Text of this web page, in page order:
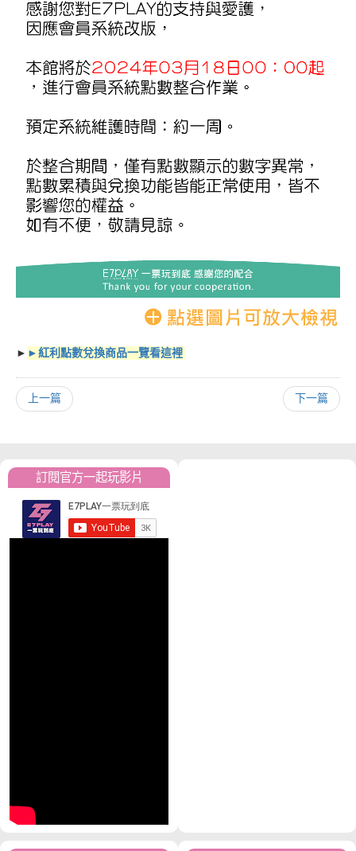
► ►紅利點數兌換商品一覽看這裡
上一篇 下一篇
訂閱官方一起玩影片